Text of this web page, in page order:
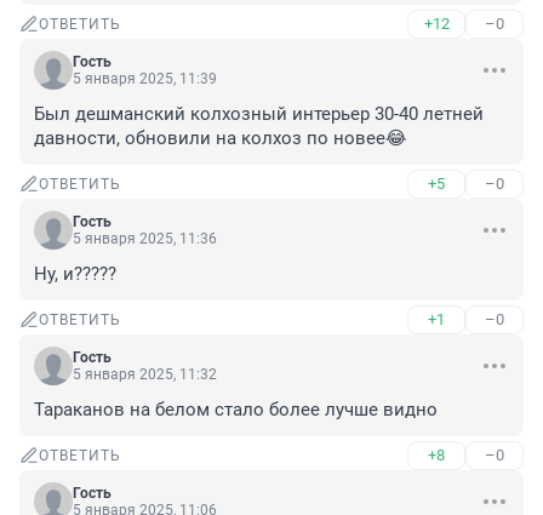
ОТВЕТИТЬ +12 –0
Гость
5 января 2025, 11:39
Был дешманский колхозный интерьер 30-40 летней
давности, обновили на колхоз по новее😂
ОТВЕТИТЬ +5 –0
Гость
5 января 2025, 11:36
Ну, и?????
ОТВЕТИТЬ +1 –0
Гость
5 января 2025, 11:32
Тараканов на белом стало более лучше видно
ОТВЕТИТЬ +8 –0
Гость
5 января 2025, 11:06